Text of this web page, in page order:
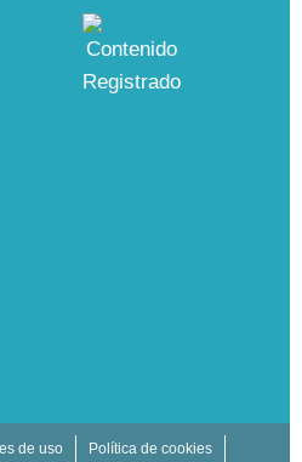
de uso Política de cookies